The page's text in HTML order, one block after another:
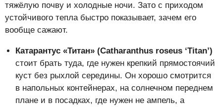
тяжёлую почву и холодные ночи. Зато с приходом
устойчивого тепла быстро показывает, зачем его
вообще сажают.
Катарантус «Титан» (Catharanthus roseus ‘Titan’)
стоит брать туда, где нужен крепкий прямостоячий
куст без рыхлой середины. Он хорошо смотрится
в напольных контейнерах, на солнечном переднем
плане и в посадках, где нужен не ампель, а